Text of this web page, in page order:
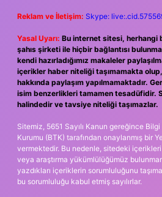
Reklam ve İletişim: Skype:
Yasal Uyarı: Bu internet sitesi, herhangi
şahıs şirketi ile hiçbir bağlantısı
kendi hazırladığımız makaleler
içerikler haber niteliği taşımamakta
hakkında paylaşım yapılmamaktadır.
isim benzerlikleri tamamen tesadüfidir.
halindedir ve tavsiye niteliği taşımazlar.
Sitemiz, 5651 Sayılı Kanun gereğince
Kurumu (BTK) tarafından onaylanmış bir
vermektedir. Bu nedenle, sitedeki
veya araştırma yükümlülüğümüz
yazdıkları içeriklerin sorumluluğunu
bu sorumluluğu kabul etmiş sayılırlar.